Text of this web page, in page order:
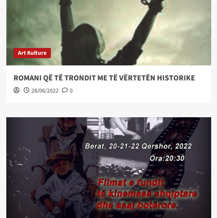
Art Kulture
ROMANI QË TË TRONDIT ME TË VËRTETËN HISTORIKE
28/06/2022 0